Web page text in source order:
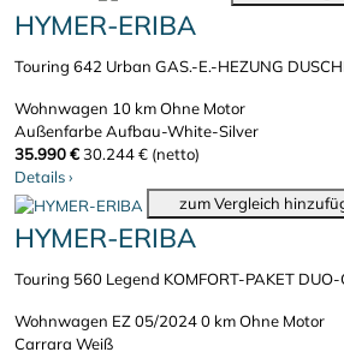
HYMER-ERIBA
Touring 642 Urban GAS.-E.-HEZUNG
Wohnwagen 10 kmOhne Motor
Außenfarbe Aufbau-White-Silver
35.990 €30.244 € (netto)
Details›
zum Vergleich
HYMER-ERIBA
Touring 560 Legend KOMFORT-PAKET
Wohnwagen EZ 05/20240 kmOhne Motor
Carrara Weiß